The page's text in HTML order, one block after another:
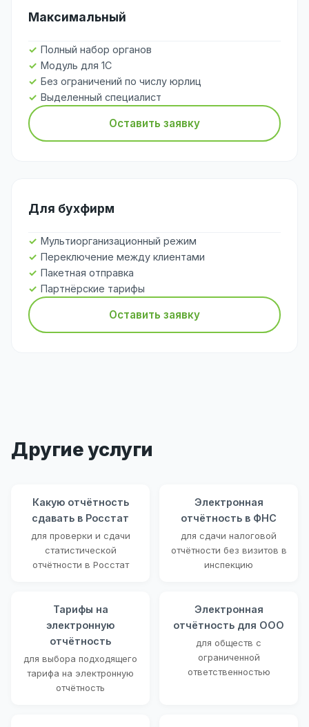
Максимальный
Полный набор органов
Модуль для 1С
Без ограничений по числу юрлиц
Выделенный специалист
Оставить заявку
Для бухфирм
Мультиорганизационный режим
Переключение между клиентами
Пакетная отправка
Партнёрские тарифы
Оставить заявку
Другие услуги
Какую отчётность
сдавать в Росстат
для проверки и сдачи
статистической
отчётности в Росстат
Электронная
отчётность в ФНС
для сдачи налоговой
отчётности без визитов в
инспекцию
Тарифы на
электронную
отчётность
для выбора подходящего
тарифа на электронную
отчётность
Электронная
отчётность для ООО
для обществ с
ограниченной
ответственностью